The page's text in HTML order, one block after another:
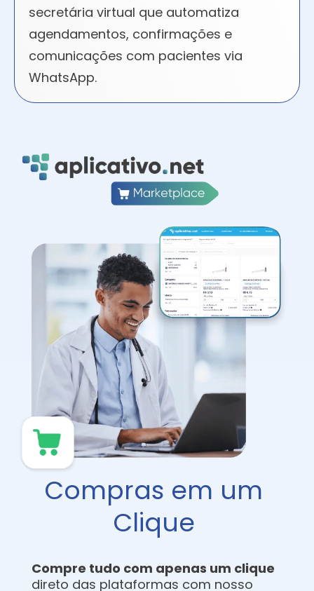
secretária virtual que automatiza
agendamentos, confirmações e
comunicações com pacientes via
WhatsApp.
Compras em um
Clique
Compre tudo com apenas um clique
direto das plataformas com nosso